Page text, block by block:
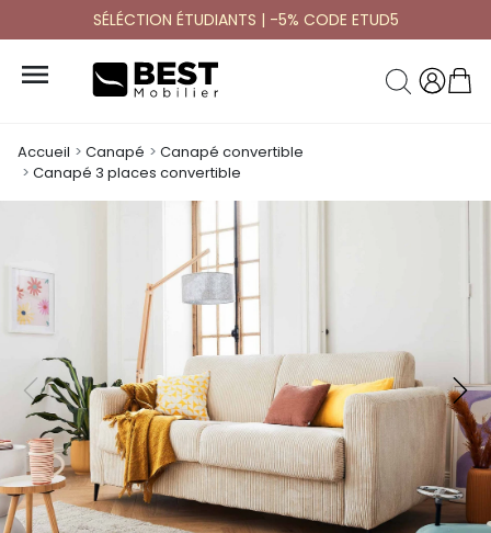
SÉLÉCTION ÉTUDIANTS | -5% CODE ETUD5

Accueil Canapé
Canapé convertible
Canapé 3 places convertible